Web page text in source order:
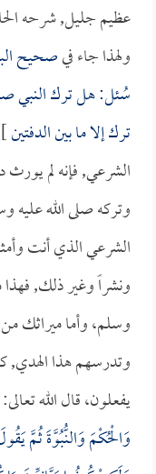
عظيم جليل, شرحه
ولهذا جاء فيصحيح
سُئل: هل ترك النبي
ترك إلا ما بين الدفتين
الشرعي, فإنه لم يورث
وتركه صلى الله عليه
الشرعي الذي أنت
ونشراً وغير ذلك, فهذا
وسلم، وأما ميراثك
وتدرسهم هذا الهدي,
يفعلون، قال الله تعالى:
وَالْحُكْمَ وَالنُّبُوَّةَ ثُمَّ